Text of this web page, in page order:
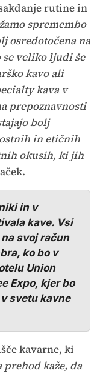
rutine in
spremembo
osredotočena na
veliko ljudi še
kavo ali
kava v
prepoznavnosti
bolj
in etičnih
okusih, ki jih
in v
kave. Vsi
svoj račun
ko bo v
Union
Expo, kjer bo
svetu kavne
kavarne, ki
prehod kaže, da